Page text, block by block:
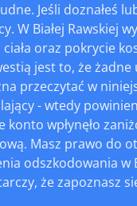
Jeśli doznałeś
W Białej Rawskiej
oraz pokrycie
jest to, że
przeczytać w
- wtedy
wpłynęło
Masz prawo do
odszkodowania
że zapoznasz